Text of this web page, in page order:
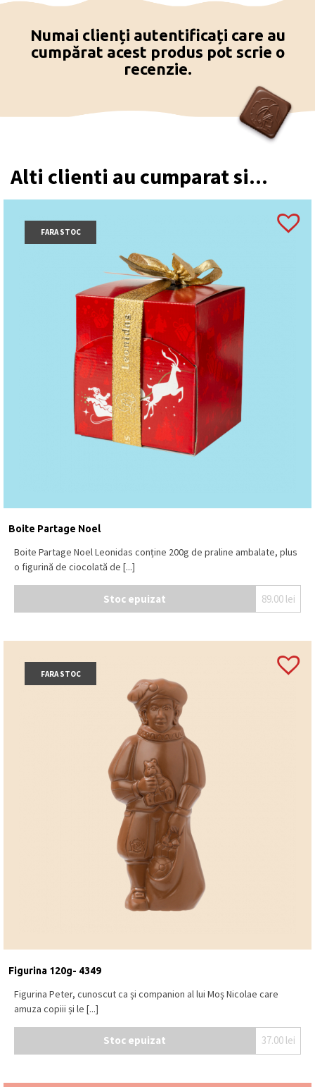
Numai clienți autentificați care au
cumpărat acest produs pot scrie o
recenzie.
Alti clienti au cumparat si...
FARA STOC
Boite Partage Noel
Boite Partage Noel Leonidas conține 200g de praline ambalate, plus
o figurină de ciocolată de [...]
Stoc epuizat 89.00 lei
FARA STOC
Figurina 120g- 4349
Figurina Peter, cunoscut ca și companion al lui Moș Nicolae care
amuza copiii și le [...]
Stoc epuizat 37.00 lei